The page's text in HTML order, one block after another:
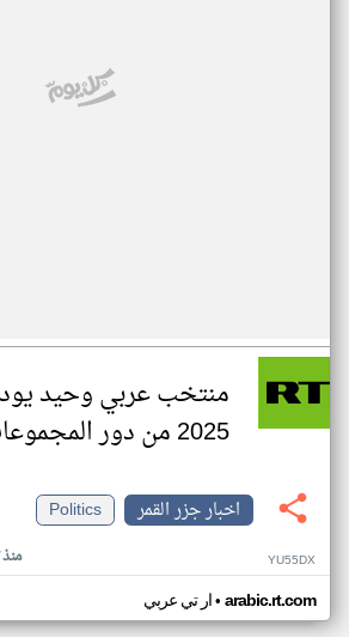
منتخب عربي وحيد
2025 من دور المجموعات
اخبار جزر القمر
Politics
منذ ٧ أشهر YU55DX
ار تي عربي• arabic.rt.com